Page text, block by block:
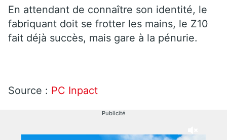
En attendant de connaître son identité, le
fabriquant doit se frotter les mains, le Z10
fait déjà succès, mais gare à la pénurie.
Source : PC Inpact
Publicité